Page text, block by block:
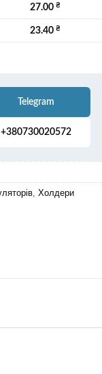
27.00₴
23.40₴
Telegram
+380730020572
Холдери